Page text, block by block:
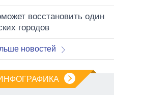
восстановить один
городов
новостей